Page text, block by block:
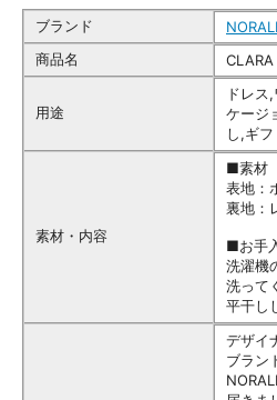
ブランド
商品名
CLARA
用途
ドレス
ケージ
し,ギフ
素材・内容
■素材
表地：
裏地：
■お手
洗濯機
洗って
平干し
デザイ
ブラン